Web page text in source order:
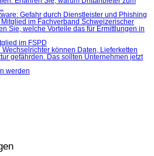
Gefahr durch Dienstleister und Phishing
im FSPD
werden